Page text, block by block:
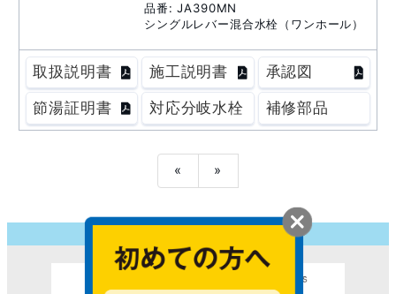
品番: JA390MN
シングルレバー混合水栓（ワンホール）
取扱説明書 施工説明書 承認図
節湯証明書 対応分岐水栓 補修部品
« »